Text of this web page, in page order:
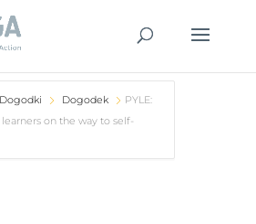
Dogodki Dogodek
PYLE:
on the way to self-